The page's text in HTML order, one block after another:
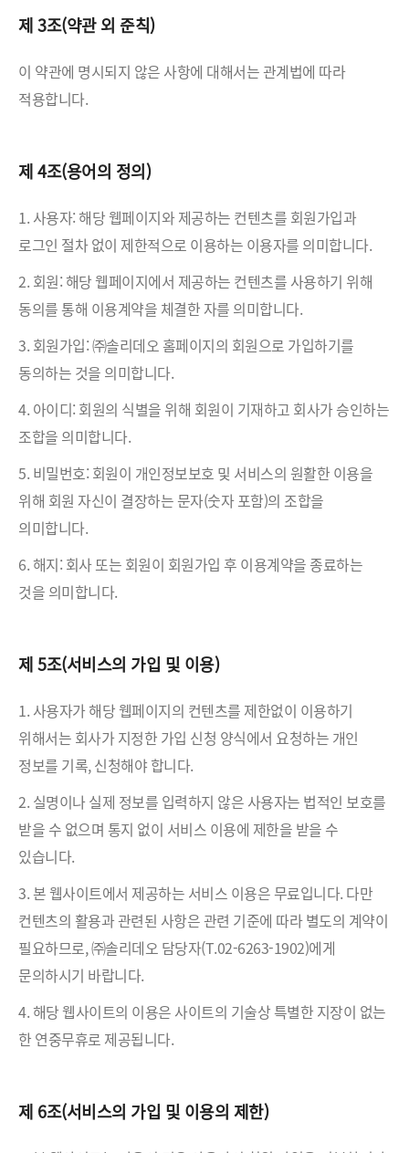
제 3조(약관 외 준칙)
이 약관에 명시되지 않은 사항에 대해서는 관계법에 따라
적용합니다.
제 4조(용어의 정의)
1. 사용자: 해당 웹페이지와 제공하는 컨텐츠를 회원가입과
로그인 절차 없이 제한적으로 이용하는 이용자를 의미합니다.
2. 회원: 해당 웹페이지에서 제공하는 컨텐츠를 사용하기 위해
동의를 통해 이용계약을 체결한 자를 의미합니다.
3. 회원가입: ㈜솔리데오 홈페이지의 회원으로 가입하기를
동의하는 것을 의미합니다.
4. 아이디: 회원의 식별을 위해 회원이 기재하고 회사가 승인하는
조합을 의미합니다.
5. 비밀번호: 회원이 개인정보보호 및 서비스의 원활한 이용을
위해 회원 자신이 결장하는 문자(숫자 포함)의 조합을
의미합니다.
6. 해지: 회사 또는 회원이 회원가입 후 이용계약을 종료하는
것을 의미합니다.
제 5조(서비스의 가입 및 이용)
1. 사용자가 해당 웹페이지의 컨텐츠를 제한없이 이용하기
위해서는 회사가 지정한 가입 신청 양식에서 요청하는 개인
정보를 기록, 신청해야 합니다.
2. 실명이나 실제 정보를 입력하지 않은 사용자는 법적인 보호를
받을 수 없으며 통지 없이 서비스 이용에 제한을 받을 수
있습니다.
3. 본 웹사이트에서 제공하는 서비스 이용은 무료입니다. 다만
컨텐츠의 활용과 관련된 사항은 관련 기준에 따라 별도의 계약이
필요하므로, ㈜솔리데오 담당자(T.02-6263-1902)에게
문의하시기 바랍니다.
4. 해당 웹사이트의 이용은 사이트의 기술상 특별한 지장이 없는
한 연중무휴로 제공됩니다.
제 6조(서비스의 가입 및 이용의 제한)